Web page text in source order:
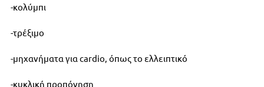
-κολύμπι
-τρέξιμο
-μηχανήματα για cardio, όπως το ελλειπτικό
-κυκλική προπόνηση